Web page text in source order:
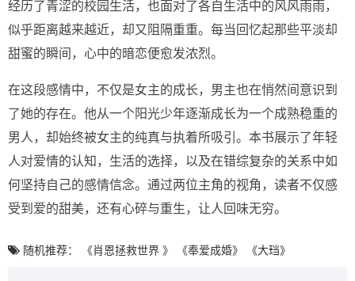
经历了青涩的校园生活，也面对了各自生活中的风风雨雨，
似乎距离越来越近，却又阻隔重重。每当回忆起那些平淡却
甜蜜的瞬间，心中的暗恋便愈发浓烈。
在这段感情中，不仅是女主的成长，男主也在悄然间意识到
了她的存在。他从一个阳光少年逐渐成长为一个成熟稳重的
男人，却始终被女主的纯真与执着所吸引。本书展示了年轻
人对爱情的认知，生活的选择，以及在错综复杂的关系中如
何坚持自己的感情信念。通过两位主角的视角，读者不仅感
受到爱的甜美，还有心碎与重生，让人回味无穷。
随机推荐： 《肖恩拯救世界 》 《奉爱成婚》 《大珰》